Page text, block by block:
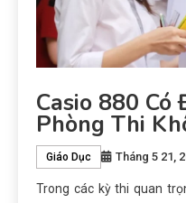
Casio 880 Có
Phòng Thi
Giáo Dục Tháng 5 21,
Trong các kỳ thi quan